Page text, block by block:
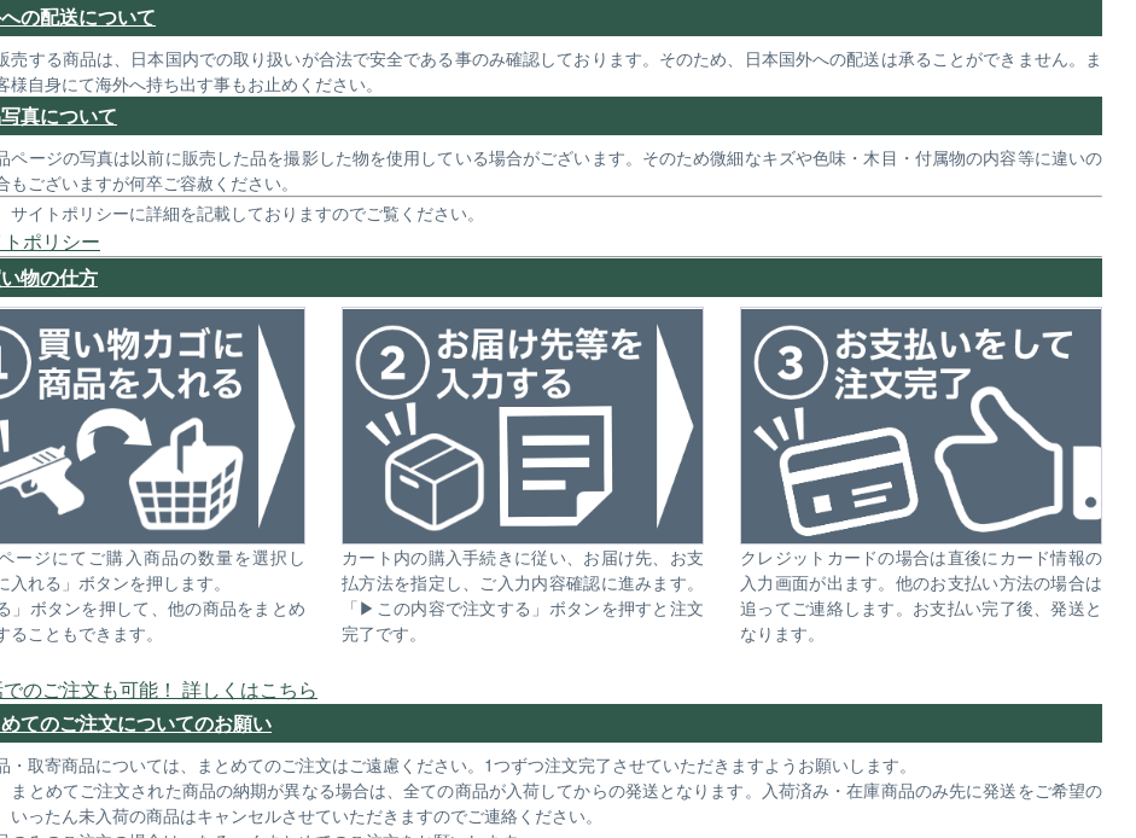
の配送について
売する商品は、日本国内での取り扱いが合法で安全である事のみ確認しております。そのため、日本国外への配送は承ることができません。ま
様自身にて海外へ持ち出す事もお止めください。
真について
ページの写真は以前に販売した品を撮影した物を使用している場合がございます。そのため微細なキズや色味・木目・付属物の内容等に違いの
もございますが何卒ご容赦ください。
サイトポリシーに詳細を記載しておりますのでご覧ください。
ポリシー
物の仕方
ージにてご購入商品の数量を選択し
入れる」ボタンを押します。
」ボタンを押して、他の商品をまとめ
ることもできます。
カート内の購入手続きに従い、お届け先、お支
払方法を指定し、ご入力内容確認に進みます。
「▶この内容で注文する」ボタンを押すと注文
完了です。
クレジットカードの場合は直後にカード情報の
入力画面が出ます。他のお支払い方法の場合は
追ってご連絡します。お支払い完了後、発送と
なります。
のご注文も可能！ 詳しくはこちら
てのご注文についてのお願い
・取寄商品については、まとめてのご注文はご遠慮ください。1つずつ注文完了させていただきますようお願いします。
まとめてご注文された商品の納期が異なる場合は、全ての商品が入荷してからの発送となります。入荷済み・在庫商品のみ先に発送をご希望の
いったん未入荷の商品はキャンセルさせていただきますのでご連絡ください。